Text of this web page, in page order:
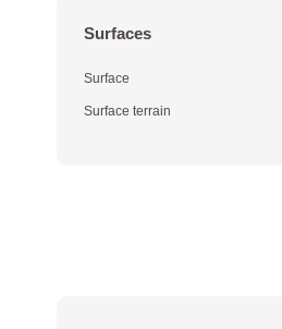
Surfaces
Surface
Surface terrain